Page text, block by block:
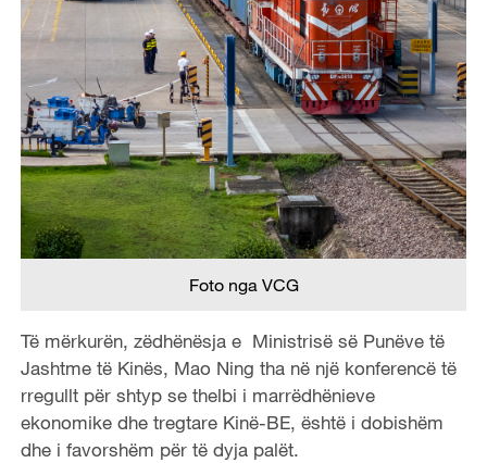
Foto nga VCG
Të mërkurën, zëdhënësja e Ministrisë së Punëve të
Jashtme të Kinës, Mao Ning tha në një konferencë të
rregullt për shtyp se thelbi i marrëdhënieve
ekonomike dhe tregtare Kinë-BE, është i dobishëm
dhe i favorshëm për të dyja palët.